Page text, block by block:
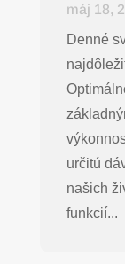
máj 18,
Denné
určitú
našich
funkcií...